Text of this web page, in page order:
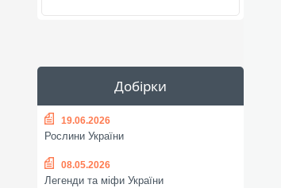
Добірки
19.06.2026
Рослини України
08.05.2026
Легенди та міфи України